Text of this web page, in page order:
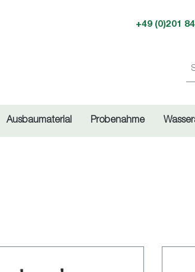
+49 (0)201
Ausbaumaterial Probenahme